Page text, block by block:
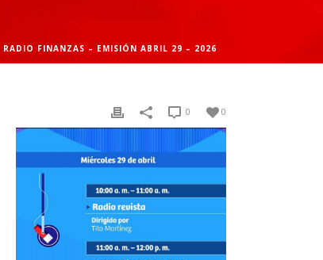
RADIO FINANZAS – EMISIÓN ABRIL 29 – 2026
0
0